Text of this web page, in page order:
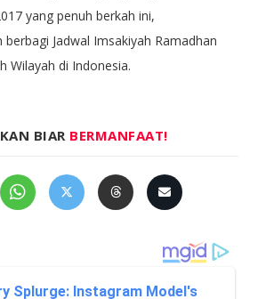
yang penuh berkah ini,
Jadwal Imsakiyah Ramadhan
Wilayah di Indonesia.
BIAR BERMANFAAT!